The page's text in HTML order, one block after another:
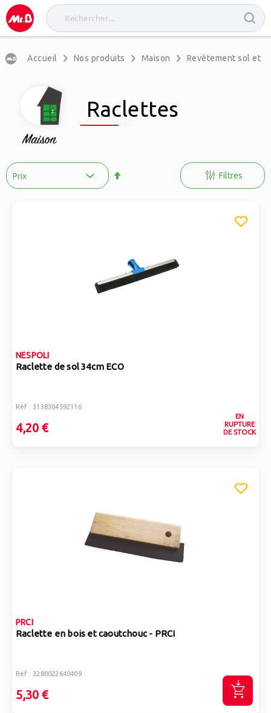
Accueil Nos produits Maison Revêtement sol et
Raclettes
Filtres
NESPOLI
Raclette de sol 34cm ECO
Réf : 3138304592116
4,20 €
EN
RUPTURE
DE STOCK
PRCI
Raclette en bois et caoutchouc - PRCI
Réf : 3280022640409
5,30 €